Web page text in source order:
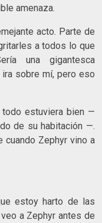
amenaza.
acto. Parte de
a todos lo que
una gigantesca
sobre mí, pero eso
estuviera bien —
de su habitación —.
cuando Zephyr vino a
estoy harto de las
a Zephyr antes de